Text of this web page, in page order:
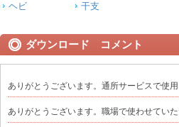
ヘビ
干支
ダウンロード コメント
ありがとうございます。通所サービスで使用
ありがとうございます。職場で使わせていた